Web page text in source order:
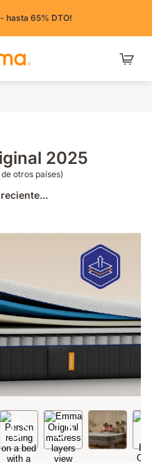
hasta 65% DTO!
2025
5537 reseñas (5025 de
otros países)